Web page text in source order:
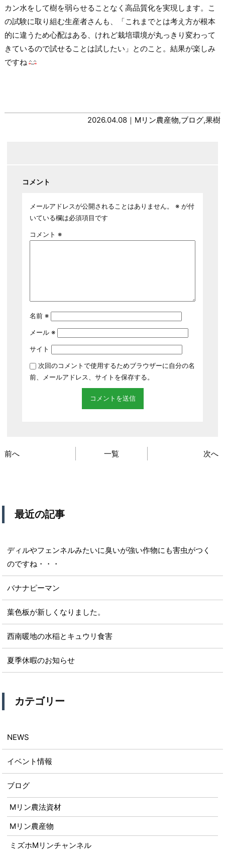
カン水をして樹を弱らせることなく高品質化を実現します。こ
の試験に取り組む生産者さんも、「これまでとは考え方が根本
的に違うため心配はある、けれど栽培環境が丸っきり変わって
きているので試せることは試したい」とのこと。結果が楽しみ
ですね
2026.04.08｜ Mリン農産物,ブログ,果樹
コメント
メールアドレスが公開されることはありません。 ※が付
いている欄は必須項目です
コメント ※
名前 ※
メール ※
サイト
次回のコメントで使用するためブラウザーに自分の名
前、メールアドレス、サイトを保存する。
前へ 一覧 次へ
最近の記事
ディルやフェンネルみたいに臭いが強い作物にも害虫がつく
のですね・・・
バナナピーマン
葉色板が新しくなりました。
西南暖地の水稲とキュウリ食害
夏季休暇のお知らせ
カテゴリー
NEWS
イベント情報
ブログ
Mリン農法資材
Mリン農産物
ミズホMリンチャンネル